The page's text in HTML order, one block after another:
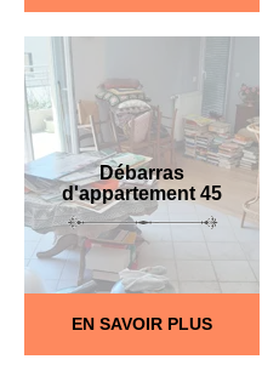
Débarras
d'appartement 45
EN SAVOIR PLUS